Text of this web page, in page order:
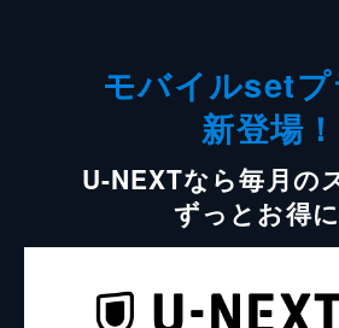
モバイルset
新登場！
U-NEXTなら毎月の
ずっとお得に